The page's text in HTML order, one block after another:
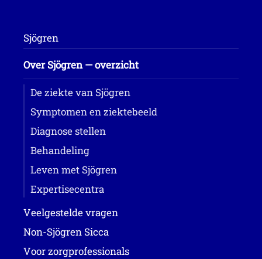
Sjögren
Over Sjögren — overzicht
De ziekte van Sjögren
Symptomen en ziektebeeld
Diagnose stellen
Behandeling
Leven met Sjögren
Expertisecentra
Veelgestelde vragen
Non-Sjögren Sicca
Voor zorgprofessionals